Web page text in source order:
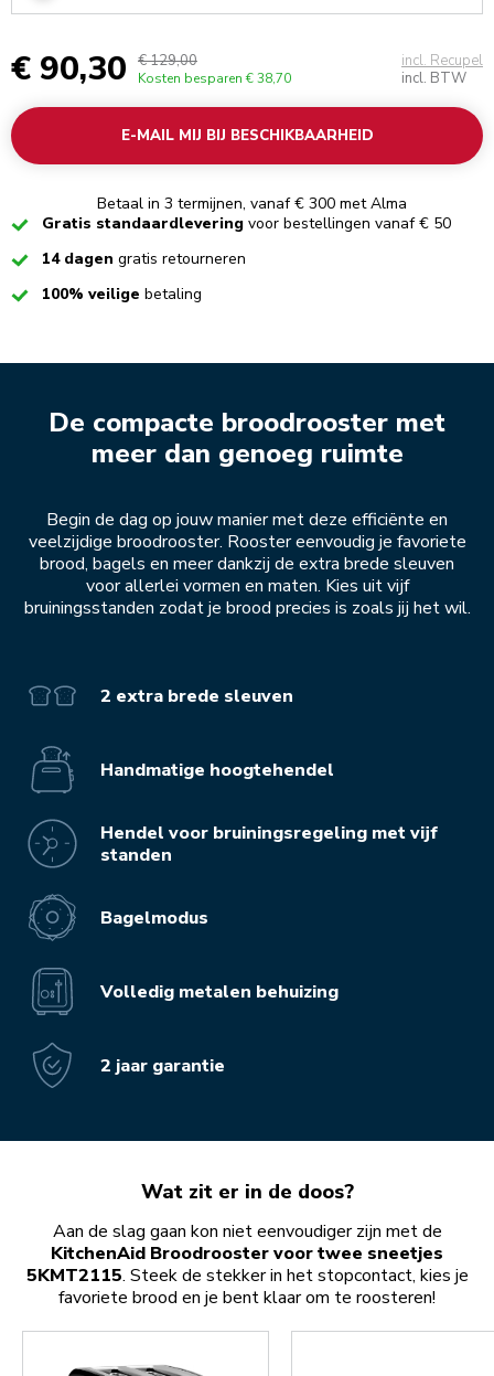
€ 90,30 € 129,00
Kosten besparen € 38,70
incl. Recupel
incl. BTW
E-MAIL MIJ BIJ BESCHIKBAARHEID
Betaal in 3 termijnen, vanaf € 300 met Alma
CheckedGratis standaardlevering voor bestellingen vanaf € 50
Checked14 dagen gratis retourneren
Checked100% veilige betaling
De compacte broodrooster met
meer dan genoeg ruimte
Begin de dag op jouw manier met deze efficiënte en
veelzijdige broodrooster. Rooster eenvoudig je favoriete
brood, bagels en meer dankzij de extra brede sleuven
voor allerlei vormen en maten. Kies uit vijf
bruiningsstanden zodat je brood precies is zoals jij het wil.
2 extra brede sleuven
Handmatige hoogtehendel
Hendel voor bruiningsregeling met vijf
standen
Bagelmodus
Volledig metalen behuizing
2 jaar garantie
Wat zit er in de doos?
Aan de slag gaan kon niet eenvoudiger zijn met de
KitchenAid Broodrooster voor twee sneetjes
5KMT2115. Steek de stekker in het stopcontact, kies je
favoriete brood en je bent klaar om te roosteren!